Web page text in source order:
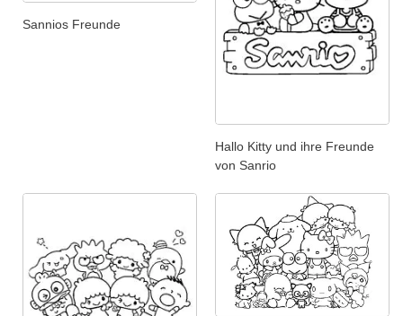
Sannios Freunde
Hallo Kitty und ihre Freunde
von Sanrio